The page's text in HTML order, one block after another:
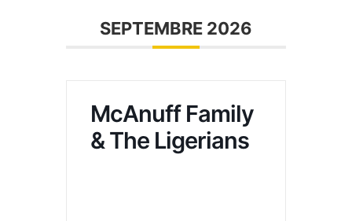
SEPTEMBRE 2026
McAnuff Family
& The Ligerians